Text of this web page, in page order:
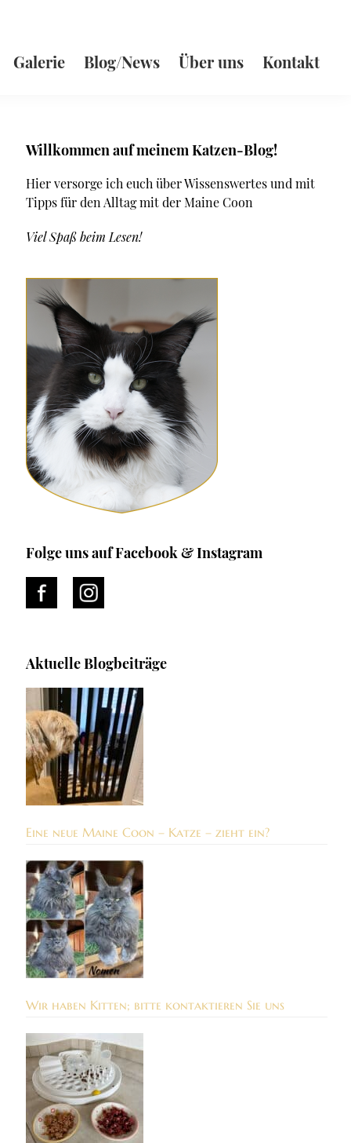
Galerie Blog/News Über uns Kontakt
Seitenspalte
Willkommen auf meinem Katzen-Blog!
Hier versorge ich euch über Wissenswertes und mit
Tipps für den Alltag mit der Maine Coon
Viel Spaß beim Lesen!
Folge uns auf Facebook & Instagram
Aktuelle Blogbeiträge
Eine neue Maine Coon – Katze – zieht ein?
Wir haben Kitten; bitte kontaktieren Sie uns